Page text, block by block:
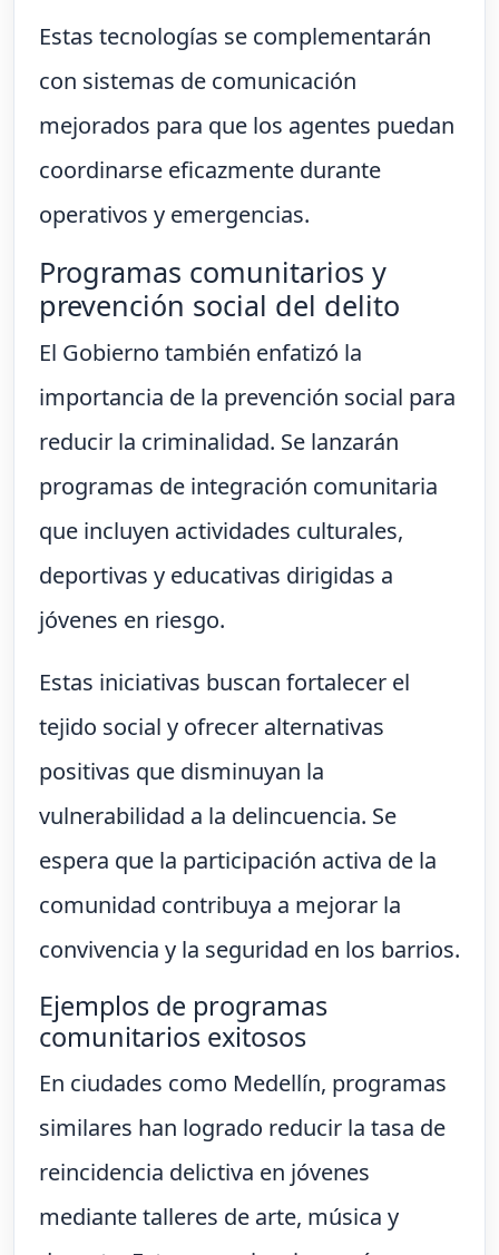
Estas tecnologías se complementarán
con sistemas de comunicación
mejorados para que los agentes puedan
coordinarse eficazmente durante
operativos y emergencias.
Programas comunitarios y
prevención social del delito
El Gobierno también enfatizó la
importancia de la prevención social para
reducir la criminalidad. Se lanzarán
programas de integración comunitaria
que incluyen actividades culturales,
deportivas y educativas dirigidas a
jóvenes en riesgo.
Estas iniciativas buscan fortalecer el
tejido social y ofrecer alternativas
positivas que disminuyan la
vulnerabilidad a la delincuencia. Se
espera que la participación activa de la
comunidad contribuya a mejorar la
convivencia y la seguridad en los barrios.
Ejemplos de programas
comunitarios exitosos
En ciudades como Medellín, programas
similares han logrado reducir la tasa de
reincidencia delictiva en jóvenes
mediante talleres de arte, música y